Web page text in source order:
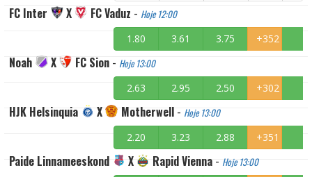
FC Inter X FC Vaduz - Hoje 12:00
1.80 3.61 3.75 +352
Noah X FC Sion - Hoje 13:00
2.63 2.95 2.50 +302
HJK Helsinquia X Motherwell - Hoje 13:00
2.20 3.23 2.88 +351
Paide Linnameeskond X Rapid Vienna - Hoje 13:00